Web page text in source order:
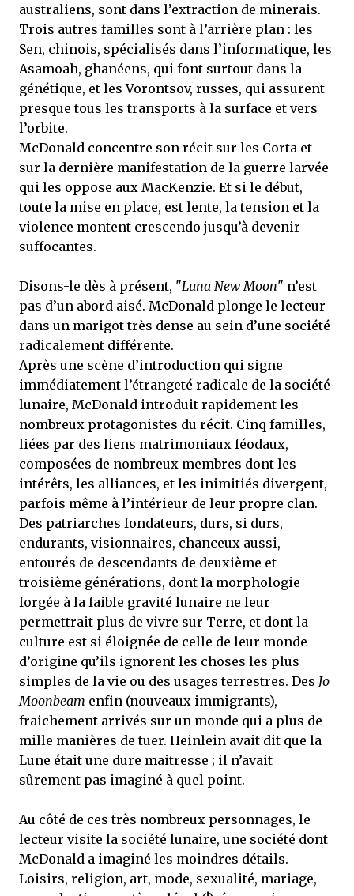
australiens, sont dans l’extraction de minerais.
Trois autres familles sont à l’arrière plan : les
Sen, chinois, spécialisés dans l’informatique, les
Asamoah, ghanéens, qui font surtout dans la
génétique, et les Vorontsov, russes, qui assurent
presque tous les transports à la surface et vers
l’orbite.
McDonald concentre son récit sur les Corta et
sur la dernière manifestation de la guerre larvée
qui les oppose aux MacKenzie. Et si le début,
toute la mise en place, est lente, la tension et la
violence montent crescendo jusqu’à devenir
suffocantes.
Disons-le dès à présent, "Luna New Moon" n’est
pas d’un abord aisé. McDonald plonge le lecteur
dans un marigot très dense au sein d’une société
radicalement différente.
Après une scène d’introduction qui signe
immédiatement l’étrangeté radicale de la société
lunaire, McDonald introduit rapidement les
nombreux protagonistes du récit. Cinq familles,
liées par des liens matrimoniaux féodaux,
composées de nombreux membres dont les
intérêts, les alliances, et les inimitiés divergent,
parfois même à l’intérieur de leur propre clan.
Des patriarches fondateurs, durs, si durs,
endurants, visionnaires, chanceux aussi,
entourés de descendants de deuxième et
troisième générations, dont la morphologie
forgée à la faible gravité lunaire ne leur
permettrait plus de vivre sur Terre, et dont la
culture est si éloignée de celle de leur monde
d’origine qu’ils ignorent les choses les plus
simples de la vie ou des usages terrestres. Des Jo
Moonbeam enfin (nouveaux immigrants),
fraichement arrivés sur un monde qui a plus de
mille manières de tuer. Heinlein avait dit que la
Lune était une dure maitresse ; il n’avait
sûrement pas imaginé à quel point.
Au côté de ces très nombreux personnages, le
lecteur visite la société lunaire, une société dont
McDonald a imaginé les moindres détails.
Loisirs, religion, art, mode, sexualité, mariage,